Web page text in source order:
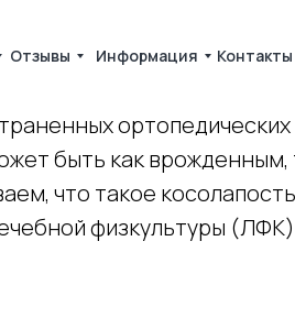
Отзывы Информация Контакты
быть как
что такое
физкультуры